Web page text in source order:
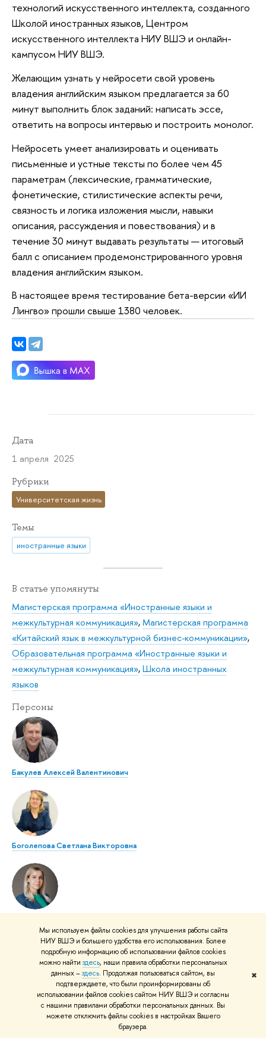
Мы используем файлы cookies для улучшения работы сайта
НИУ ВШЭ и большего удобства его использования. Более
подробную информацию об использовании файлов cookies
можно найти здесь, наши правила обработки персональных
данных –здесь. Продолжая пользоваться сайтом, вы
подтверждаете, что были проинформированы об
использовании файлов cookies сайтом НИУ ВШЭ и согласны
с нашими правилами обработки персональных данных. Вы
можете отключить файлы cookies в настройках Вашего
браузера.
✖
технологий искусственного интеллекта, созданного
Школой иностранных языков, Центром
искусственного интеллекта НИУ ВШЭ и онлайн-
кампусом НИУ ВШЭ.
Желающим узнать у нейросети свой уровень
владения английским языком предлагается за 60
минут выполнить блок заданий: написать эссе,
ответить на вопросы интервью и построить монолог.
Нейросеть умеет анализировать и оценивать
письменные и устные тексты по более чем 45
параметрам (лексические, грамматические,
фонетические, стилистические аспекты речи,
связность и логика изложения мысли, навыки
описания, рассуждения и повествования) и в
течение 30 минут выдавать результаты — итоговый
балл с описанием продемонстрированного уровня
владения английским языком.
В настоящее время тестирование бета-версии «ИИ
Лингво» прошли свыше 1380 человек.
Дата
1 апреля 2025
Рубрики
Университетская жизнь
Темы
иностранные языки
В статье упомянуты
Магистерская программа «Иностранные языки и
межкультурная коммуникация»,Магистерская программа
«Китайский язык в межкультурной бизнес-коммуникации»,
Образовательная программа «Иностранные языки и
межкультурная коммуникация»,Школа иностранных
языков
Персоны
Бакулев Алексей Валентинович
Боголепова Светлана Викторовна
Вам также может быть интересно: